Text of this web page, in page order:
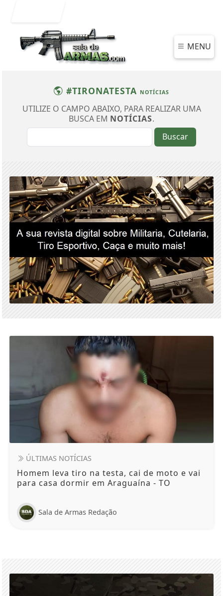
MENU
#TIRONATESTA NOTÍCIAS
UTILIZE O CAMPO ABAIXO, PARA REALIZAR UMA
BUSCA EM NOTÍCIAS.
Buscar
ÚLTIMAS NOTÍCIAS
Homem leva tiro na testa, cai de moto e vai
para casa dormir em Araguaína - TO
Sala de Armas Redação